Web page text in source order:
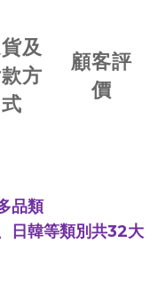
及
方
式
顧客評
價
品類
日韓等類別共32大